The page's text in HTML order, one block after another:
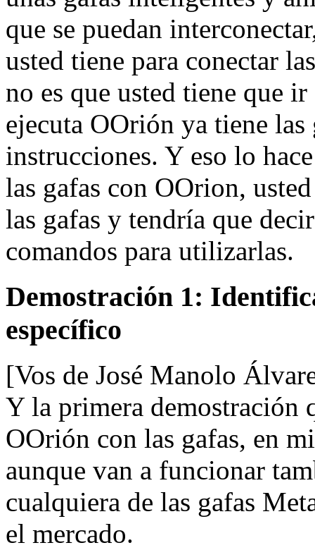
que se puedan
usted tiene para conectar
no es que usted tiene que
ejecuta OOrión ya tiene las
instrucciones. Y eso lo
las gafas con OOrion,
las gafas y tendría que
comandos para utilizarlas.
Demostración 1:
específico
[Vos de José Manolo
Y la primera demostración
OOrión con las gafas, en
aunque van a funcionar
cualquiera de las gafas
el mercado.